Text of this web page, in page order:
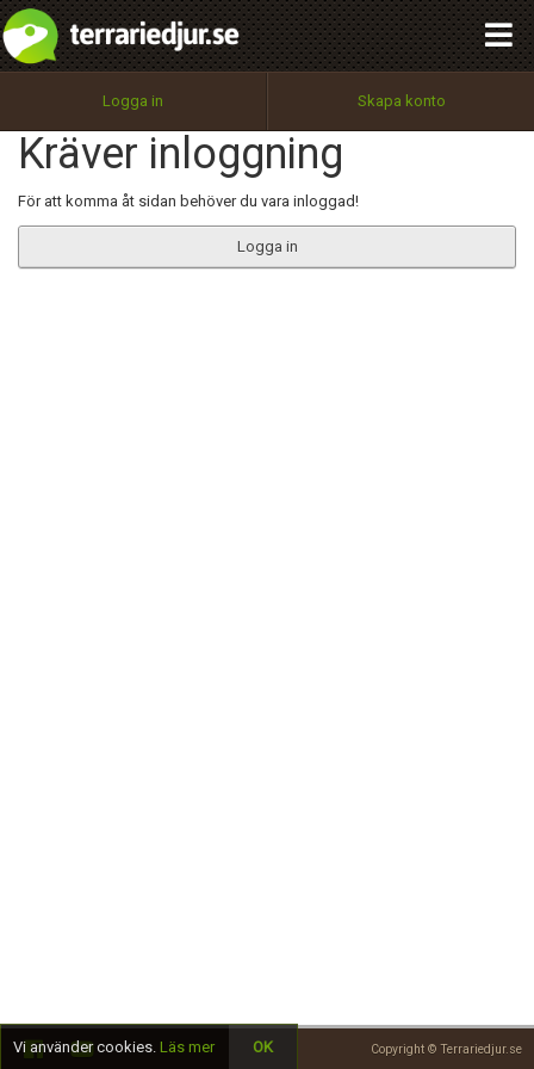
Logga in Skapa konto
Kräver inloggning
För att komma åt sidan behöver du vara inloggad!
Logga in
Copyright © Terrariedjur.se
Utför
100%
OK
integritetspolicy
Namn:
Epost:
Begär nytt lösenord
Tillbaka till förstasidan
Vi använder cookies. Läs mer OK